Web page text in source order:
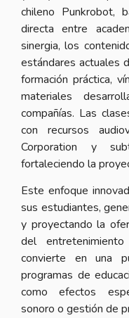
chileno Punkrobot,
directa entre
sinergia, los
estándares actuales
formación práctica,
materiales
compañías. Las
con recursos
Corporation y
fortaleciendo la
Este enfoque
sus estudiantes,
y proyectando la
del
convierte en una
programas de
como efectos
sonoro o gestión de